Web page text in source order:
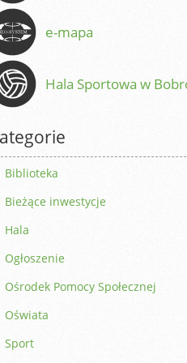
e-mapa
Hala Sportowa w
Biblioteka
Bieżące inwestycje
Hala
Ogłoszenie
Ośrodek Pomocy Społecznej
Oświata
Sport